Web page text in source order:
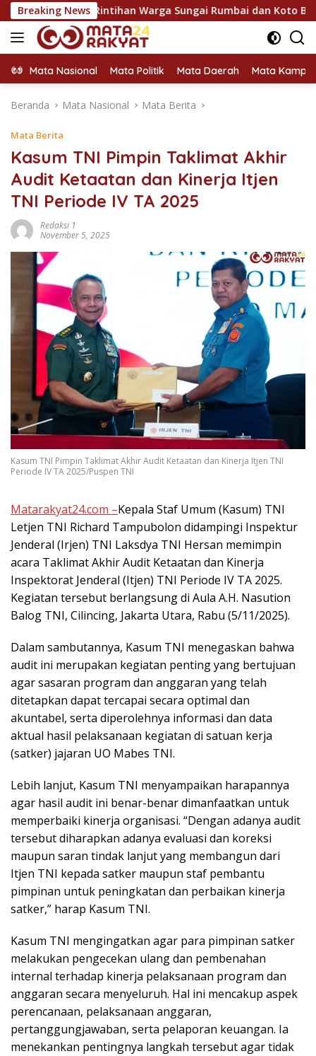
Langsung
ke
konten
Breaking News
Rintihan Warga Sungai Rumbai dan Koto Besar via Reses
Mata Nasional Mata Politik Mata Daerah Mata
Beranda Mata Nasional Mata Berita
Mata Berita
Kasum TNI Pimpin Taklimat Akhir
Audit Ketaatan dan Kinerja Itjen
TNI Periode IV TA 2025
Redaksi 1
November 5, 2025
Kasum TNI Pimpin Taklimat Akhir Audit Ketaatan dan Kinerja Itjen TNI
Periode IV TA 2025/Puspen TNI
Matarakyat24.com –Kepala Staf Umum (Kasum) TNI
Letjen TNI Richard Tampubolon didampingi Inspektur
Jenderal (Irjen) TNI Laksdya TNI Hersan memimpin
acara Taklimat Akhir Audit Ketaatan dan Kinerja
Inspektorat Jenderal (Itjen) TNI Periode IV TA 2025.
Kegiatan tersebut berlangsung di Aula A.H. Nasution
Balog TNI, Cilincing, Jakarta Utara, Rabu (5/11/2025).
Dalam sambutannya, Kasum TNI menegaskan bahwa
audit ini merupakan kegiatan penting yang bertujuan
agar sasaran program dan anggaran yang telah
ditetapkan dapat tercapai secara optimal dan
akuntabel, serta diperolehnya informasi dan data
aktual hasil pelaksanaan kegiatan di satuan kerja
(satker) jajaran UO Mabes TNI.
Lebih lanjut, Kasum TNI menyampaikan harapannya
agar hasil audit ini benar-benar dimanfaatkan untuk
memperbaiki kinerja organisasi. “Dengan adanya audit
tersebut diharapkan adanya evaluasi dan koreksi
maupun saran tindak lanjut yang membangun dari
Itjen TNI kepada satker maupun staf pembantu
pimpinan untuk peningkatan dan perbaikan kinerja
satker,” harap Kasum TNI.
Kasum TNI mengingatkan agar para pimpinan satker
melakukan pengecekan ulang dan pembenahan
internal terhadap kinerja pelaksanaan program dan
anggaran secara menyeluruh. Hal ini mencakup aspek
perencanaan, pelaksanaan anggaran,
pertanggungjawaban, serta pelaporan keuangan. Ia
menekankan pentingnya langkah tersebut agar tidak